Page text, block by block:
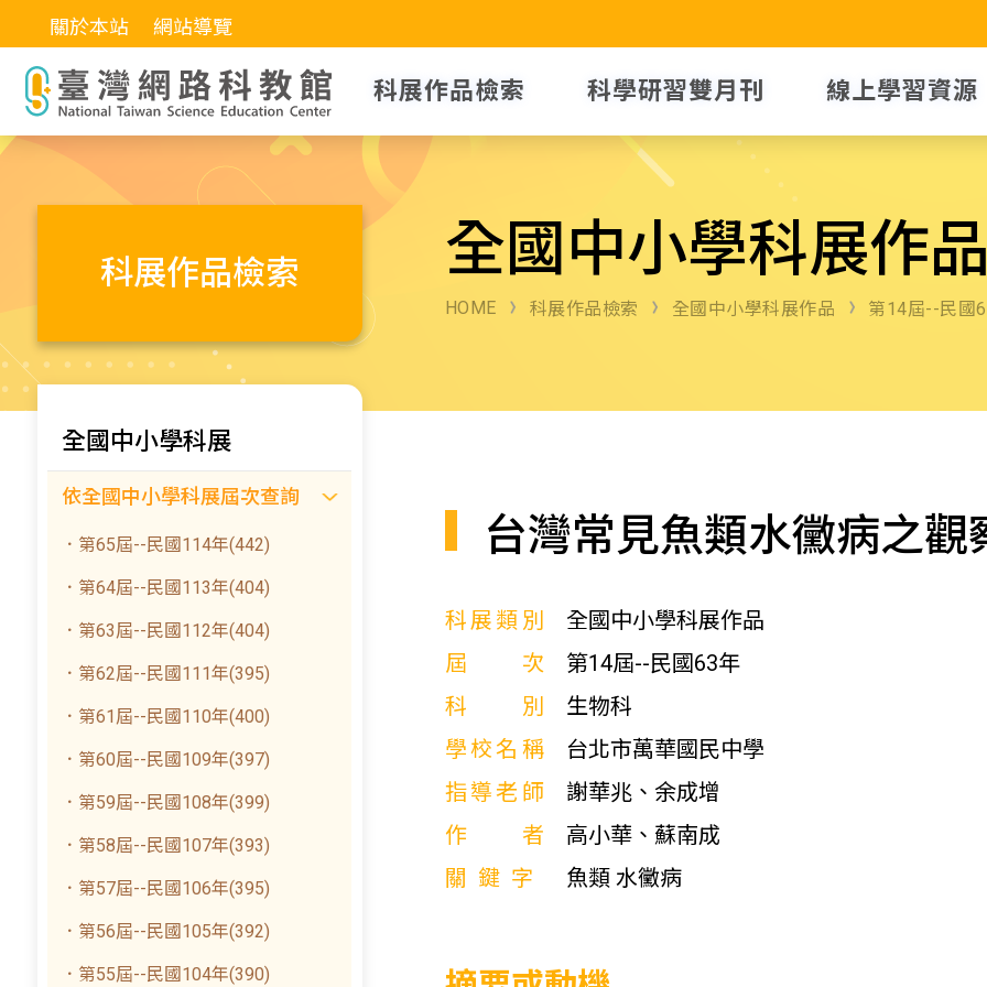
關於本站 網站導覽
科展作品檢索 科學研習雙月刊 線上學習資源
科展作品檢索 全國中小學科展作
HOME 科展作品檢索 全國中小學科展作品 第14屆--民國
全國中小學科展
依全國中小學科展屆次查詢
．第65屆--民國114年(442)
．第64屆--民國113年(404)
．第63屆--民國112年(404)
．第62屆--民國111年(395)
．第61屆--民國110年(400)
．第60屆--民國109年(397)
．第59屆--民國108年(399)
．第58屆--民國107年(393)
．第57屆--民國106年(395)
．第56屆--民國105年(392)
．第55屆--民國104年(390)
台灣常見魚類水黴病之觀
科展類別
全國中小學科展作品
屆次
第14屆--民國63年
科別
生物科
學校名稱
台北市萬華國民中學
指導老師
謝華兆、余成增
作者
高小華、蘇南成
關鍵字
魚類 水黴病